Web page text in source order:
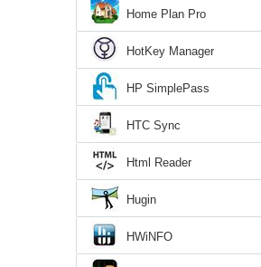
Home Plan Pro
HotKey Manager
HP SimplePass
HTC Sync
Html Reader
Hugin
HWiNFO